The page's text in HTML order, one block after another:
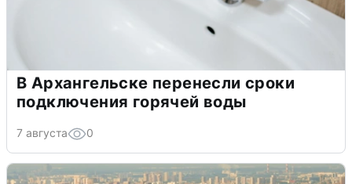
В Архангельске перенесли сроки
подключения горячей воды
7 августа 0